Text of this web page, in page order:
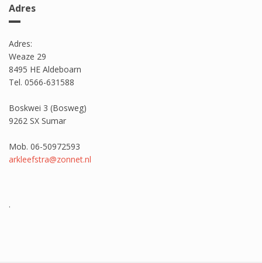
Adres
Adres:
Weaze 29
8495 HE Aldeboarn
Tel. 0566-631588
Boskwei 3 (Bosweg)
9262 SX Sumar
Mob. 06-50972593
arkleefstra@zonnet.nl
.